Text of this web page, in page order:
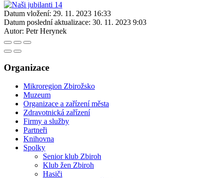
Datum vložení: 29. 11. 2023 16:33
Datum poslední aktualizace: 30. 11. 2023 9:03
Autor: Petr Herynek
Organizace
Mikroregion Zbirožsko
Muzeum
Organizace a zařízení města
Zdravotnická zařízení
Firmy a služby
Partneři
Knihovna
Spolky
Senior klub Zbiroh
Klub žen Zbiroh
Hasiči